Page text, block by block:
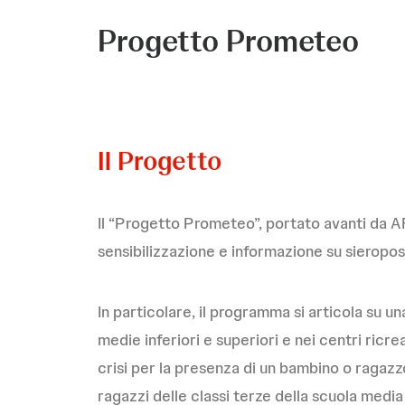
Progetto Prometeo
Il Progetto
Il “Progetto Prometeo”, portato avanti da
sensibilizzazione e informazione su
In particolare, il programma si articola su
medie inferiori e superiori e nei centri
crisi per la presenza di un bambino o
ragazzi delle classi terze della scuola